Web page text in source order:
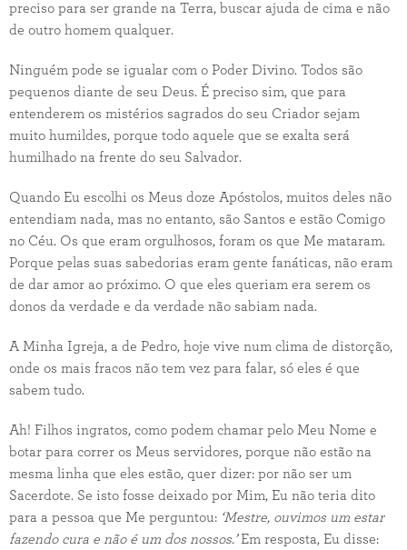
preciso para ser grande na Terra, buscar ajuda de cima e não
de outro homem qualquer.
Ninguém pode se igualar com o Poder Divino. Todos são
pequenos diante de seu Deus. É preciso sim, que para
entenderem os mistérios sagrados do seu Criador sejam
muito humildes, porque todo aquele que se exalta será
humilhado na frente do seu Salvador.
Quando Eu escolhi os Meus doze Apóstolos, muitos deles não
entendiam nada, mas no entanto, são Santos e estão Comigo
no Céu. Os que eram orgulhosos, foram os que Me mataram.
Porque pelas suas sabedorias eram gente fanáticas, não eram
de dar amor ao próximo. O que eles queriam era serem os
donos da verdade e da verdade não sabiam nada.
A Minha Igreja, a de Pedro, hoje vive num clima de distorção,
onde os mais fracos não tem vez para falar, só eles é que
sabem tudo.
Ah! Filhos ingratos, como podem chamar pelo Meu Nome e
botar para correr os Meus servidores, porque não estão na
mesma linha que eles estão, quer dizer: por não ser um
Sacerdote. Se isto fosse deixado por Mim, Eu não teria dito
para a pessoa que Me perguntou: ‘Mestre, ouvimos um estar
fazendo cura e não é um dos nossos.’Em resposta, Eu disse: